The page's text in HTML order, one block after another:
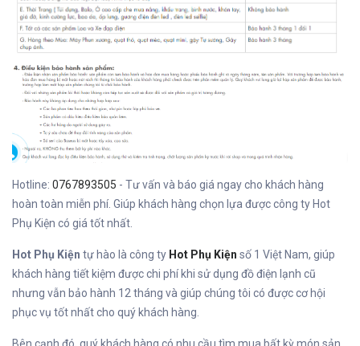
Hotline: 0767893505 - Tư vấn và báo giá ngay cho khách hàng
hoàn toàn miễn phí. Giúp khách hàng chọn lựa được công ty Hot
Phụ Kiện có giá tốt nhất.
Hot Phụ Kiện tự hào là công ty Hot Phụ Kiện số 1 Việt Nam, giúp
khách hàng tiết kiệm được chi phí khi sử dụng đồ điện lạnh cũ
nhưng vẫn bảo hành 12 tháng và giúp chúng tôi có được cơ hội
phục vụ tốt nhất cho quý khách hàng.